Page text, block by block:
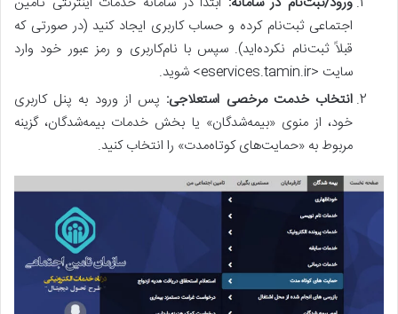
اجتماعی ثبت‌نام کرده و حساب کاربری ایجاد کنید (در صورتی که
قبلاً ثبت‌نام نکرده‌اید). سپس با نام‌کاربری و رمز عبور خود وارد
سایت <eservices.tamin.ir> شوید.
انتخاب خدمت مرخصی استعلاجی: پس از ورود به پنل کاربری
خود، از منوی «بیمه‌شدگان» یا بخش خدمات بیمه‌شدگان، گزینه
مربوط به «حمایت‌های کوتاه‌مدت» را انتخاب کنید.